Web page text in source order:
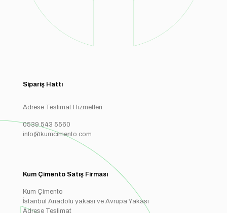
Sipariş Hattı
Adrese Teslimat Hizmetleri
0539 543 5560
info@kumcimento.com
Kum Çimento Satış Firması
Kum Çimento
İstanbul Anadolu yakası ve Avrupa Yakası
Adrese Teslimat